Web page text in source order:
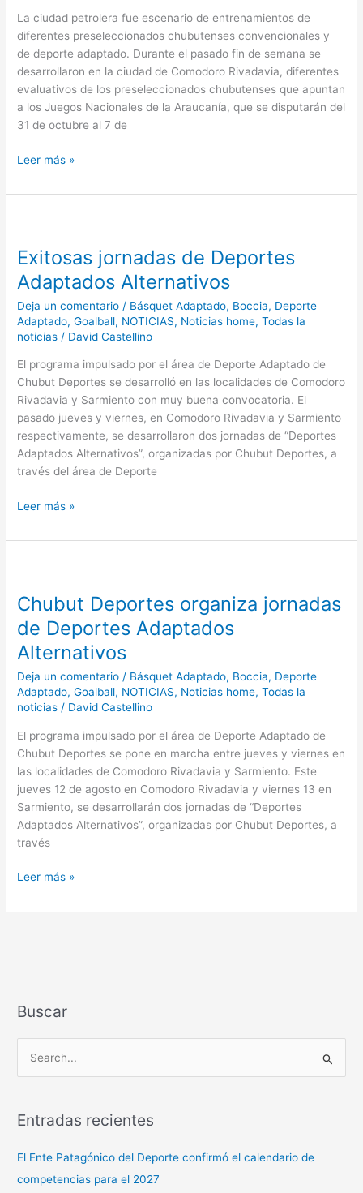
La ciudad petrolera fue escenario de entrenamientos de
diferentes preseleccionados chubutenses convencionales y
de deporte adaptado. Durante el pasado fin de semana se
desarrollaron en la ciudad de Comodoro Rivadavia, diferentes
evaluativos de los preseleccionados chubutenses que apuntan
a los Juegos Nacionales de la Araucanía, que se disputarán del
31 de octubre al 7 de
Leer más »
Exitosas jornadas de Deportes
Adaptados Alternativos
Deja un comentario / Básquet Adaptado, Boccia, Deporte
Adaptado,Goalball, NOTICIAS, Noticias home,Todas la
noticias / David Castellino
El programa impulsado por el área de Deporte Adaptado de
Chubut Deportes se desarrolló en las localidades de Comodoro
Rivadavia y Sarmiento con muy buena convocatoria. El
pasado jueves y viernes, en Comodoro Rivadavia y Sarmiento
respectivamente, se desarrollaron dos jornadas de “Deportes
Adaptados Alternativos”, organizadas por Chubut Deportes, a
través del área de Deporte
de
Deportes
Adaptados
Alternativos
Leer más »
Chubut Deportes organiza jornadas
de Deportes Adaptados
Alternativos
Deja un comentario / Básquet Adaptado, Boccia, Deporte
Adaptado,Goalball, NOTICIAS, Noticias home,Todas la
noticias / David Castellino
El programa impulsado por el área de Deporte Adaptado de
Chubut Deportes se pone en marcha entre jueves y viernes en
las localidades de Comodoro Rivadavia y Sarmiento. Este
jueves 12 de agosto en Comodoro Rivadavia y viernes 13 en
Sarmiento, se desarrollarán dos jornadas de “Deportes
Adaptados Alternativos”, organizadas por Chubut Deportes, a
través
organiza
jornadas
de
Deportes
Adaptados
Alternativos
Leer más »
Buscar
c
Entradas recientes
El Ente Patagónico del Deporte confirmó el calendario de
competencias para el 2027